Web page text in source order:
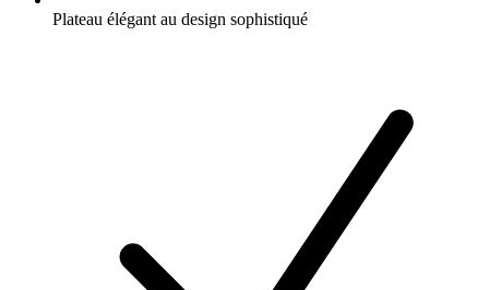
Plateau élégant au design sophistiqué